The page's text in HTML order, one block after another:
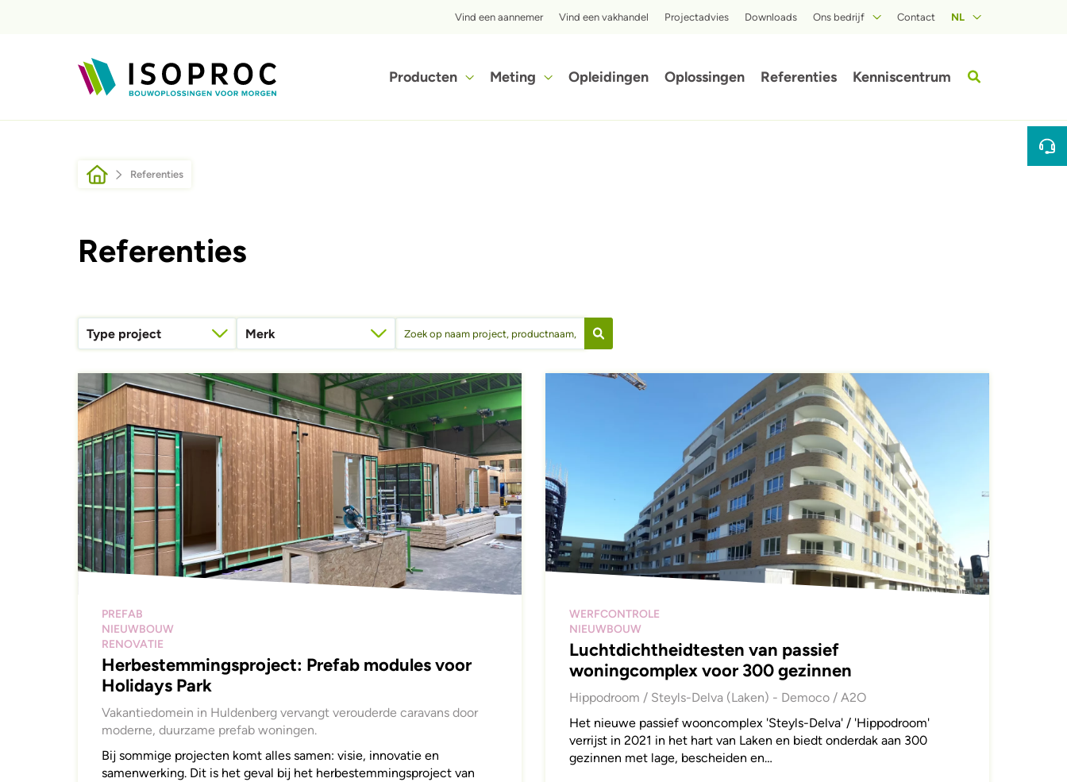
Top menu
Vind een aannemer Vind een vakhandel Projectadvies Downloads Ons bedrijf Contact NL
Hoofdnavigatie
Producten Meting Opleidingen Oplossingen Referenties Kenniscentrum
Kruimelpad
Referenties
Referenties
Type project Merk
PREFAB
NIEUWBOUW
RENOVATIE
Herbestemmingsproject: Prefab modules voor
Holidays Park
Vakantiedomein in Huldenberg vervangt verouderde caravans door
moderne, duurzame prefab woningen.
Bij sommige projecten komt alles samen: visie, innovatie en
samenwerking. Dit is het geval bij het herbestemmingsproject van
WERFCONTROLE
NIEUWBOUW
Luchtdichtheidtesten van passief
woningcomplex voor 300 gezinnen
Hippodroom / Steyls-Delva (Laken) - Democo / A2O
Het nieuwe passief wooncomplex 'Steyls-Delva' / 'Hippodroom'
verrijst in 2021 in het hart van Laken en biedt onderdak aan 300
gezinnen met lage, bescheiden en…